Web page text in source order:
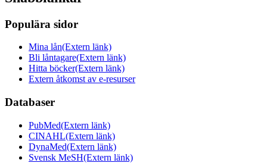
Populära sidor
Mina lån(Extern länk)
Bli låntagare(Extern länk)
Hitta böcker(Extern länk)
Extern åtkomst av e-resurser
Databaser
PubMed(Extern länk)
CINAHL(Extern länk)
DynaMed(Extern länk)
Svensk MeSH(Extern länk)